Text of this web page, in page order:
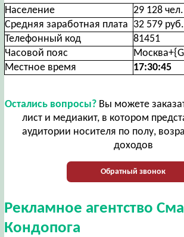
Население
29 128 чел.
Средняя заработная плата 32 579 руб.
Телефонный код
81451
Часовой пояс
Местное время
17:30:46
Остались вопросы?Вы можете
лист и медиакит, в котором
аудитории носителя по полу,
доходов
Обратный звонок
Рекламное агентство
Кондопога